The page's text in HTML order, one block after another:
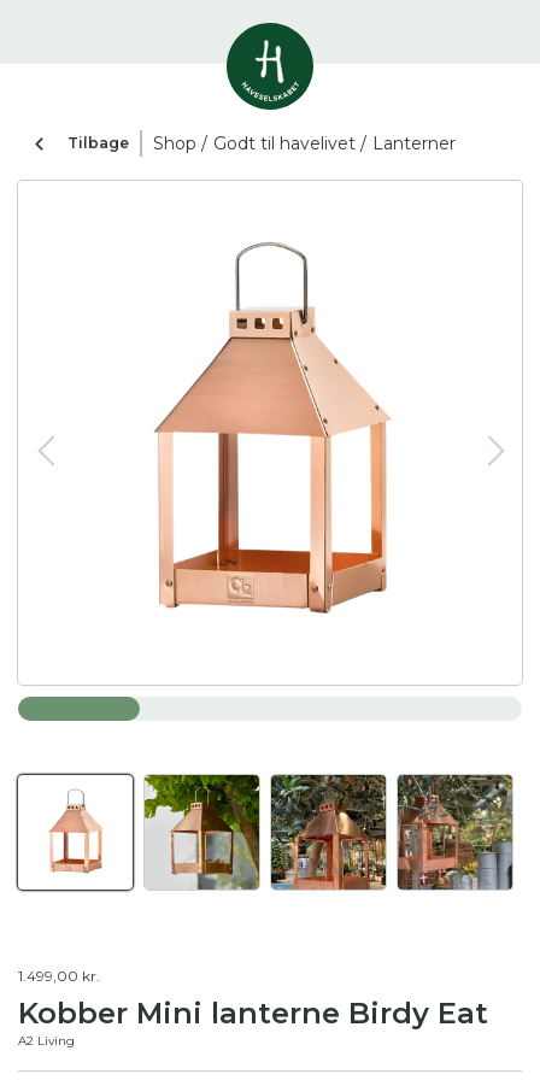
0resultater
Åbne haver
resultater
Her kan du søge i hele vores katalog af
artikler, arrangementer, produkter og åbne
haver.
Tilbage Shop / Godt til havelivet / Lanterner
1.499,00 kr.
Kobber Mini lanterne Birdy Eat
A2 Living